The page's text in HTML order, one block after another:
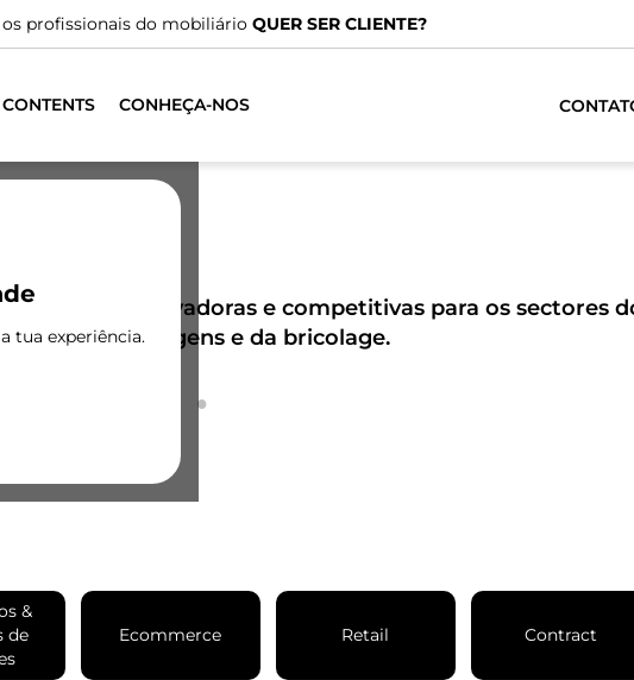
CONTENTS CONHEÇA-NOS
tua experiência.
soluções inovadoras e competitivas para os sectores
das ferragens e da bricolage.
&
de
Ecommerce Retail Contract